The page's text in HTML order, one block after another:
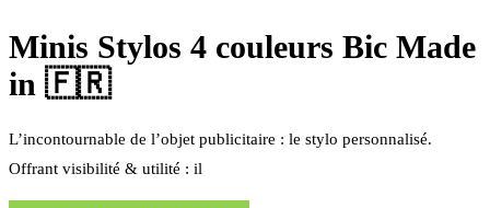
Minis Stylos 4 couleurs Bic Made
in 🇫🇷
L’incontournable de l’objet publicitaire : le stylo personnalisé.
Offrant visibilité & utilité : il